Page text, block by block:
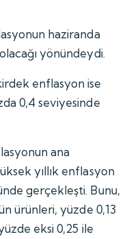
haziranda
yönündeydi.
enflasyon ise
0,4 seviyesinde
ana
yıllık enflasyon
gerçekleşti. Bunu,
ürünleri, yüzde 0,13
eksi 0,25 ile